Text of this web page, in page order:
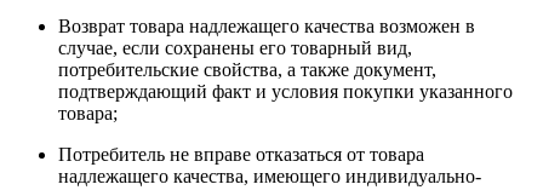
Возврат товара надлежащего качества возможен в
случае, если сохранены его товарный вид,
потребительские свойства, а также документ,
подтверждающий факт и условия покупки указанного
товара;
Потребитель не вправе отказаться от товара
надлежащего качества, имеющего индивидуально-